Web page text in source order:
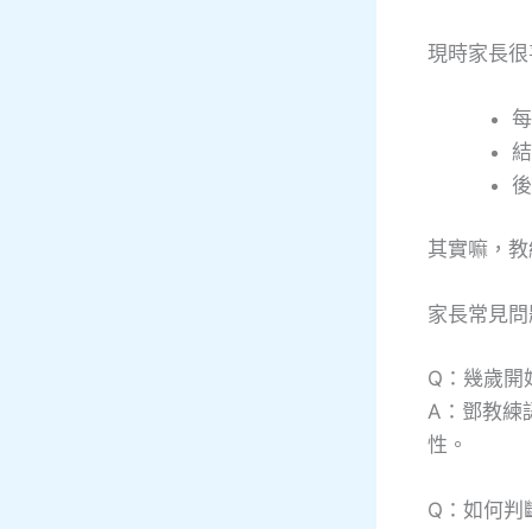
現時家長
其實嘛，
家長常見
Q：幾歲開
A：鄧教練
性。
Q：如何判